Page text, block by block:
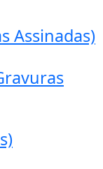
Assinadas)